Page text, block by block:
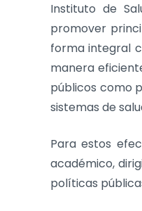
Instituto de
promover
forma integral
manera
públicos como
sistemas de
Para estos
académico,
políticas